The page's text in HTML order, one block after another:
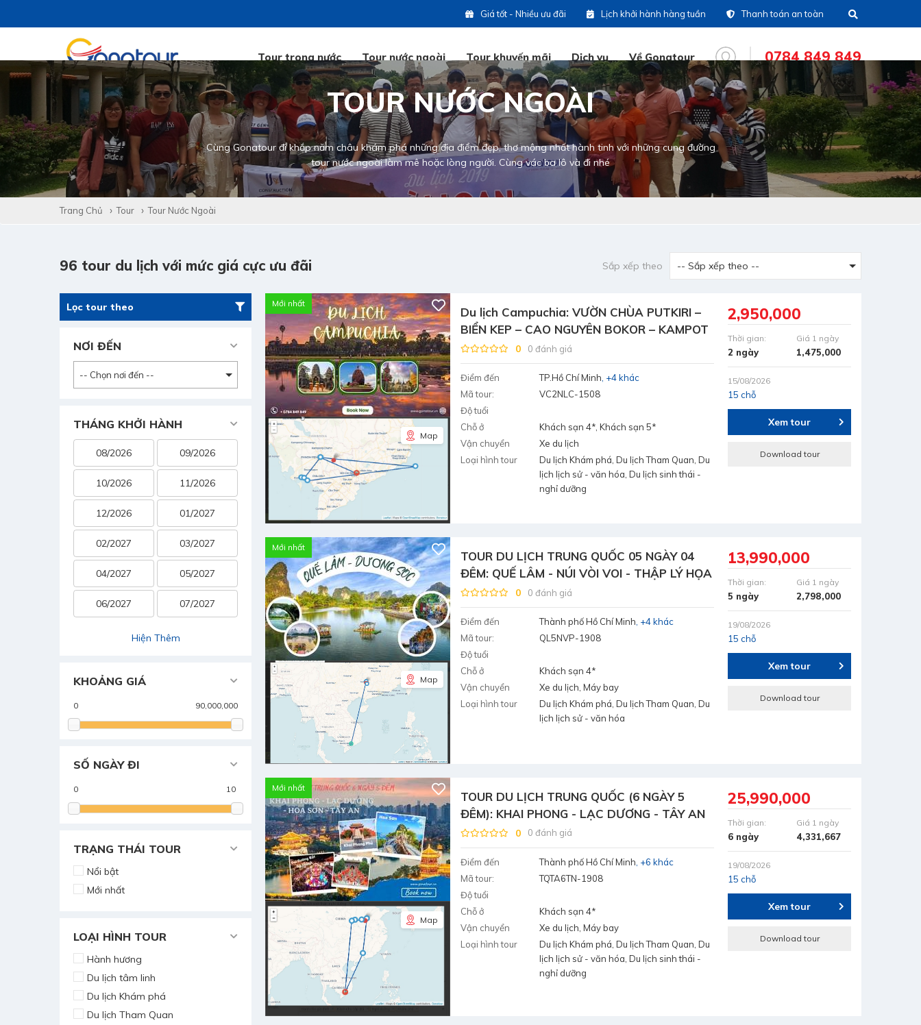
Giá tốt - Nhiều ưu đãi Lịch khởi hành hàng tuần Thanh toán an toàn
Tour trong nước Tour nước ngoài Tour khuyến mãi Dịch vụ Về Gonatour 0784 849 849
Tổng đài (028)39 14 18 18
Hotline tour nước
ngoài
0786 711 611
0916 404 578
TOUR NƯỚC NGOÀI
Cùng Gonatour đi khắp năm châu khám phá những địa điểm đẹp, thơ mộng nhất hành tinh với những cung đường
tour nước ngoài làm mê hoặc lòng người. Cùng vác ba lô và đi nhé
Trang Chủ Tour Tour Nước Ngoài
96 tour du lịch với mức giá cực ưu đãi Sắp xếp theo
Lọc tour theo
NƠI ĐẾN
-- Chọn nơi đến --
THÁNG KHỞI HÀNH
08/2026 09/2026
10/2026 11/2026
12/2026 01/2027
02/2027 03/2027
04/2027 05/2027
06/2027 07/2027
Hiện Thêm
KHOẢNG GIÁ
SỐ NGÀY ĐI
TRẠNG THÁI TOUR
Nổi bật
Mới nhất
LOẠI HÌNH TOUR
Hành hương
Du lịch tâm linh
Du lịch Khám phá
Du lịch Tham Quan
Mới nhất
Map
Du lịch Campuchia: VƯỜN CHÙA PUTKIRI –
BIỂN KEP – CAO NGUYÊN BOKOR – KAMPOT
2N1D
0 0 đánh giá
Điểm đến TP.Hồ Chí Minh +4 khác
Mã tour:
VC2NLC-1508
Độ tuổi
Chỗ ở
Khách sạn 4*, Khách sạn 5*
Vận chuyển
Xe du lịch
Loại hình tour
Du lịch Khám phá, Du lịch Tham Quan, Du
lịch lịch sử - văn hóa, Du lịch sinh thái -
nghỉ dưỡng
2,950,000
Thời gian:
2 ngày
Giá 1 ngày
1,475,000
15/08/2026
15 chỗ
Xem tour
Download tour
Mới nhất
Map
TOUR DU LỊCH TRUNG QUỐC 05 NGÀY 04
ĐÊM: QUẾ LÂM - NÚI VÒI VOI - THẬP LÝ HỌA
LANG - DƯƠNG SÓC
0 0 đánh giá
Điểm đến Thành phố Hồ Chí Minh +4 khác
Mã tour:
QL5NVP-1908
Độ tuổi
Chỗ ở
Khách sạn 4*
Vận chuyển
Xe du lịch, Máy bay
Loại hình tour
Du lịch Khám phá, Du lịch Tham Quan, Du
lịch lịch sử - văn hóa
13,990,000
Thời gian:
5 ngày
Giá 1 ngày
2,798,000
19/08/2026
15 chỗ
Xem tour
Download tour
Mới nhất
Map
TOUR DU LỊCH TRUNG QUỐC (6 NGÀY 5
ĐÊM): KHAI PHONG - LẠC DƯƠNG - TÂY AN
0 0 đánh giá
Điểm đến Thành phố Hồ Chí Minh +6 khác
Mã tour:
TQTA6TN-1908
Độ tuổi
Chỗ ở
Khách sạn 4*
Vận chuyển
Xe du lịch, Máy bay
Loại hình tour
Du lịch Khám phá, Du lịch Tham Quan, Du
lịch lịch sử - văn hóa, Du lịch sinh thái -
nghỉ dưỡng
25,990,000
Thời gian:
6 ngày
Giá 1 ngày
4,331,667
19/08/2026
15 chỗ
Xem tour
Download tour